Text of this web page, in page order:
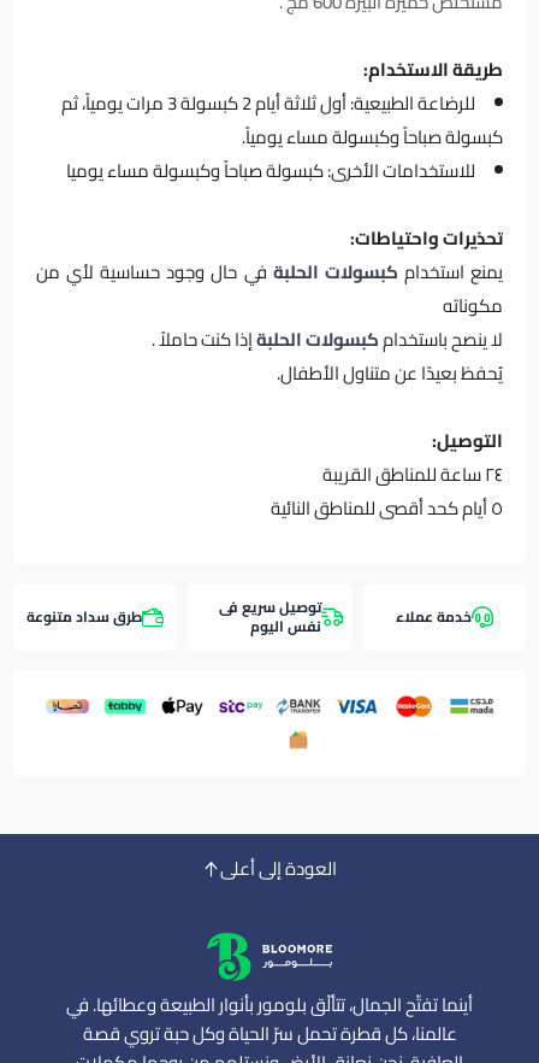
طريقة الاستخدام:
للرضاعة الطبيعية: أول ثلاثة أيام 2 كبسولة 3 مرات يومياً، ثم
كبسولة صباحاً وكبسولة مساء يومياً.
للاستخدامات الأخرى: كبسولة صباحاً وكبسولة مساء يوميا
تحذيرات واحتياطات:
يمنع استخدام كبسولات الحلبة في حال وجود حساسية لأي من
مكوناته
لا ينصح باستخدامكبسولات الحلبةإذا كنت حاملاً .
يُحفظ بعيدًا عن متناول الأطفال.
التوصيل:
٢٤ ساعة للمناطق القريبة
٥ أيام كحد أقصى للمناطق النائية
خدمة عملاء توصيل سريع فى
نفس اليوم طرق سداد متنوعة
العودة إلى أعلى
أينما تفتّح الجمال، تتألّق بلومور بأنوار الطبيعة وعطائها. في
عالمنا، كل قطرة تحمل سرّ الحياة وكل حبة تروي قصة